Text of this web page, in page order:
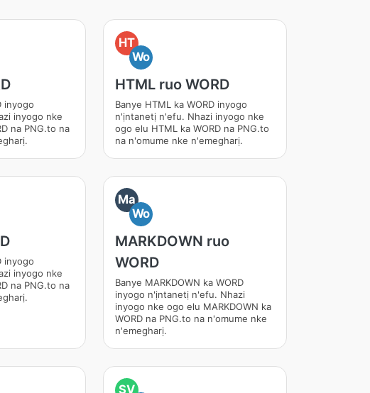
inyogo
inyogo nke
na PNG.to na
HT
Wo
HTML ruo WORD
Banye HTML ka WORD inyogo
n'ịntanetị n'efu. Nhazi inyogo nke
ogo elu HTML ka WORD na PNG.to
na n'omume nke n'emegharị.
inyogo
inyogo nke
na PNG.to na
Ma
Wo
MARKDOWN ruo
WORD
Banye MARKDOWN ka WORD
inyogo n'ịntanetị n'efu. Nhazi
inyogo nke ogo elu MARKDOWN ka
WORD na PNG.to na n'omume nke
n'emegharị.
SV